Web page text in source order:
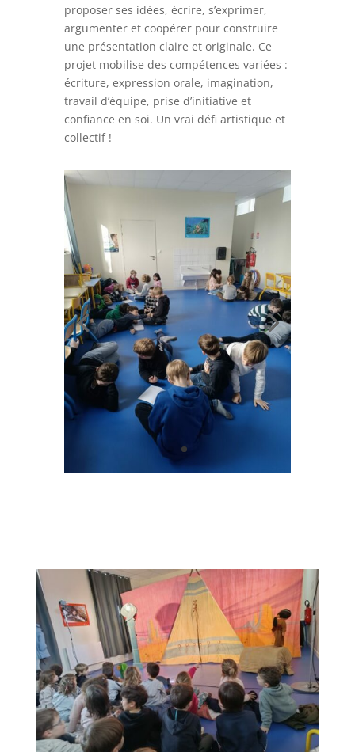
proposer ses idées, écrire, s’exprimer,
argumenter et coopérer pour construire
une présentation claire et originale. Ce
projet mobilise des compétences variées :
écriture, expression orale, imagination,
travail d’équipe, prise d’initiative et
confiance en soi. Un vrai défi artistique et
collectif !